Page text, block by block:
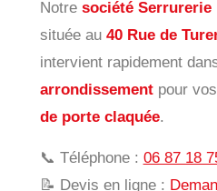
Notre société
située au 40 Rue de
intervient rapidement
arrondissementpour vos
de porte claquée.
📞 Téléphone : 06 87 18
📝 Devis en ligne :